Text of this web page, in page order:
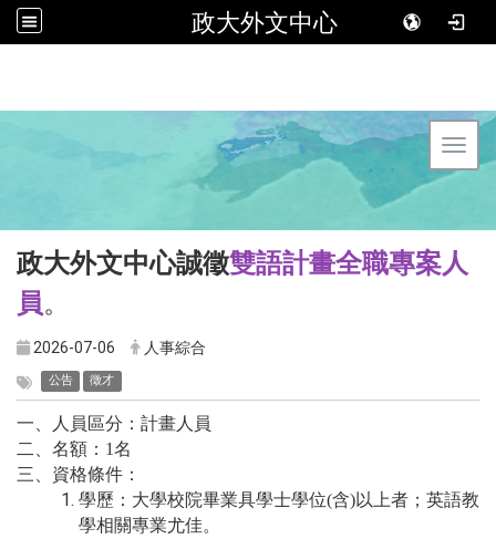
政大外文中心
政大外文中心誠徵雙語計畫全職專案人
員。
2026-07-06 人事綜合
公告 徵才
一、人員區分：計畫人員
二、名額： 1名
三、資格條件：
學歷：大學校院畢業具學士學位(含)以上者；英語教
學相關專業尤佳。